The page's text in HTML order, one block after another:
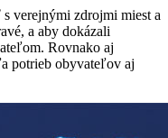
verejnými zdrojmi miest a
a aby dokázali
Rovnako aj
potrieb obyvateľov aj